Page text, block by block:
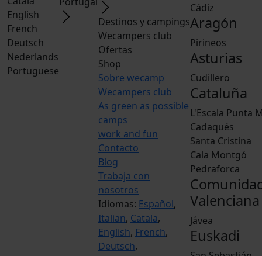
English
French
Deutsch
Nederlands
Portuguese
Destinos y campings
Wecampers club
Ofertas
Shop
Sobre wecamp
Wecampers club
As green as possible
camps
work and fun
Contacto
Blog
Trabaja con
nosotros
Idiomas: Español,
Italian, Catala,
English, French,
Deutsch,
Cádiz
Aragón
Pirineos
Asturias
Cudillero
Cataluña
L'Escala Punta
Cadaqués
Santa Cristina
Cala Montgó
Pedraforca
Valenciana
Jávea
Euskadi